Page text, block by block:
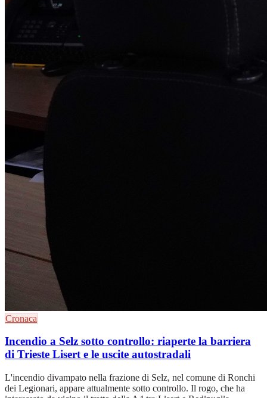
Cronaca
Incendio a Selz sotto controllo: riaperte la barriera
di Trieste Lisert e le uscite autostradali
L'incendio divampato nella frazione di Selz, nel comune di Ronchi
dei Legionari, appare attualmente sotto controllo. Il rogo, che ha